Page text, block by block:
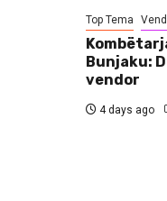
Top Tema
Bunjaku:
vendor
4 days ago